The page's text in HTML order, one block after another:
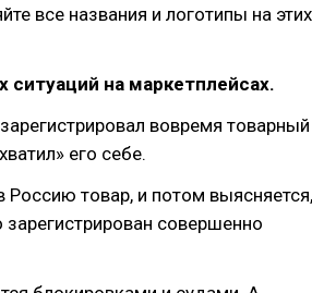
все названия и логотипы на этих
на маркетплейсах.
вовремя товарный
его себе.
Россию товар, и потом выясняется,
совершенно